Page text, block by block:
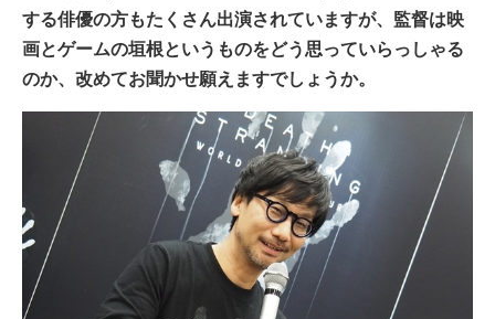
する俳優の方もたくさん出演されていますが、監督は映
画とゲームの垣根というものをどう思っていらっしゃる
のか、改めてお聞かせ願えますでしょうか。